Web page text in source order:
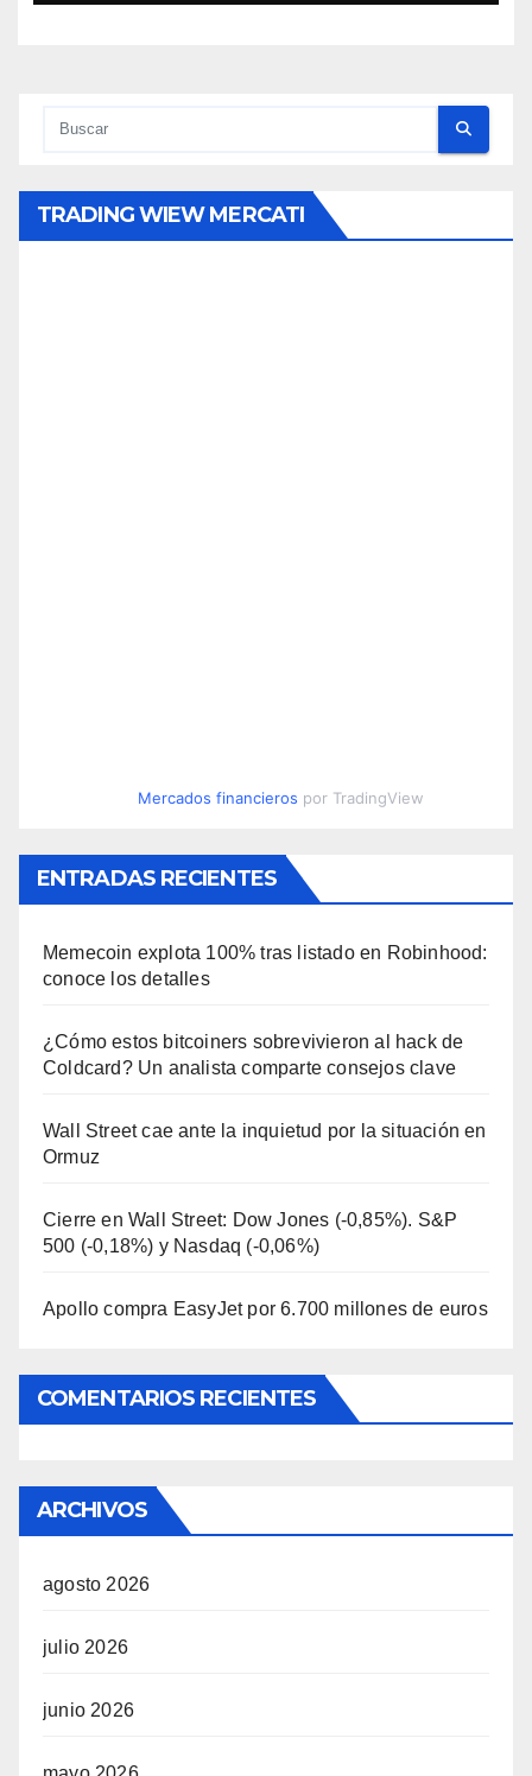
TRADING WIEW MERCATI
Mercados financieros por TradingView
ENTRADAS RECIENTES
Memecoin explota 100% tras listado en Robinhood:
conoce los detalles
¿Cómo estos bitcoiners sobrevivieron al hack de
Coldcard? Un analista comparte consejos clave
Wall Street cae ante la inquietud por la situación en
Ormuz
Cierre en Wall Street: Dow Jones (-0,85%). S&P
500 (-0,18%) y Nasdaq (-0,06%)
Apollo compra EasyJet por 6.700 millones de euros
COMENTARIOS RECIENTES
ARCHIVOS
agosto 2026
julio 2026
junio 2026